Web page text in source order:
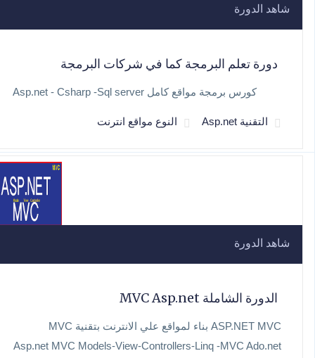
شاهد الدورة
دورة تعلم البرمجة كما في شركات البرمجة
كورس برمجة مواقع كامل Asp.net - Csharp -Sql server
التقنية Asp.net النوع مواقع انترنت
شاهد الدورة
الدورة الشاملة MVC Asp.net
ASP.NET MVC بناء لمواقع علي الانترنت بتقنية MVC
Asp.net MVC Models-View-Controllers-Linq -MVC Ado.net